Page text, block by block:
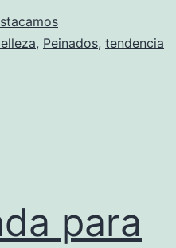
, Peinados, tendencia
para